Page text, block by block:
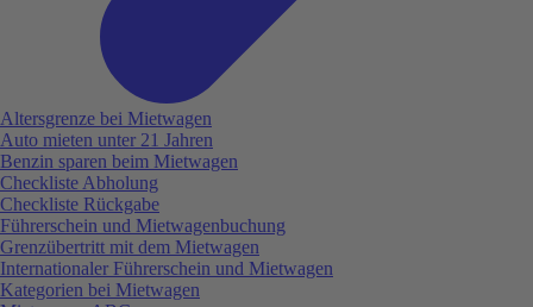
Altersgrenze bei Mietwagen
Auto mieten unter 21 Jahren
Benzin sparen beim Mietwagen
Checkliste Abholung
Checkliste Rückgabe
Führerschein und Mietwagenbuchung
Grenzübertritt mit dem Mietwagen
Internationaler Führerschein und Mietwagen
Kategorien bei Mietwagen